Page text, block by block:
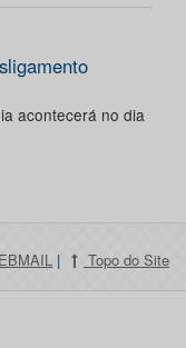
acontecerá no dia
| Topo do Site